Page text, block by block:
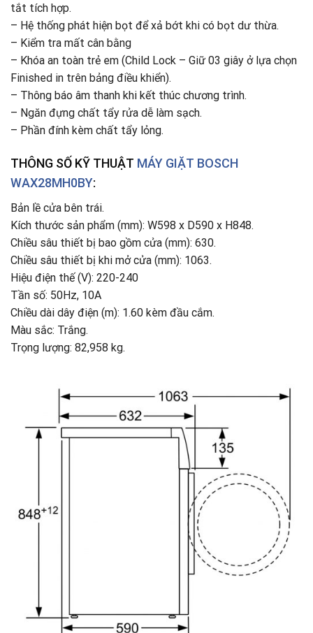
tắt tích hợp.
– Hệ thống phát hiện bọt để xả bớt khi có bọt dư thừa.
– Kiểm tra mất cân bằng
– Khóa an toàn trẻ em (Child Lock – Giữ 03 giây ở lựa chọn
Finished in trên bảng điều khiển).
– Thông báo âm thanh khi kết thúc chương trình.
– Ngăn đựng chất tẩy rửa dễ làm sạch.
– Phần đính kèm chất tẩy lỏng.
THÔNG SỐ KỸ THUẬT MÁY GIẶT BOSCH
WAX28MH0BY:
Bản lề cửa bên trái.
Kích thước sản phẩm (mm): W598 x D590 x H848.
Chiều sâu thiết bị bao gồm cửa (mm): 630.
Chiều sâu thiết bị khi mở cửa (mm): 1063.
Hiệu điện thế (V): 220-240
Tần số: 50Hz, 10A
Chiều dài dây điện (m): 1.60 kèm đầu cắm.
Màu sắc: Trắng.
Trọng lượng: 82,958 kg.